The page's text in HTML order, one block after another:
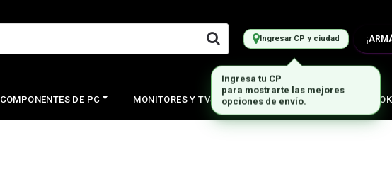
Ingresar CP y ciudad
COMPONENTES DE PC MONITORES Y TVS PERIFERICOS